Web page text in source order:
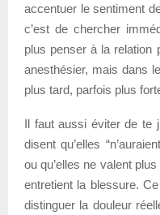
accentuer le sentiment
c’est de chercher
plus penser à la relation
anesthésier, mais dans
plus tard, parfois plus
Il faut aussi éviter de te
disent qu’elles
ou qu’elles ne valent
entretient la blessure.
distinguer la douleur